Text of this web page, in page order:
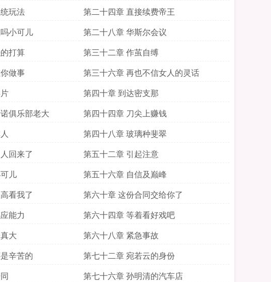
玩法
第二十四章 直接续费帝王
小可儿
第二十八章 华斯尔会议
打算
第三十二章 作茧自缚
做事
第三十六章 再也不信女人的灵话
第四十章 到达密支那
俱乐部老大
第四十四章 刀尖上赚钱
第四十八章 玻璃种斐翠
回来了
第五十二章 引起注意
儿
第五十六章 自信及巅峰
看我了
第六十章 这份合同交给你了
能力
第六十四章 等着看好戏吧
大
第六十八章 紧急事故
辛苦的
第七十二章 宛若云的身份
第七十六章 孙明清的汽车店